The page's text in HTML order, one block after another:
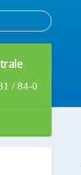
/ 84-0